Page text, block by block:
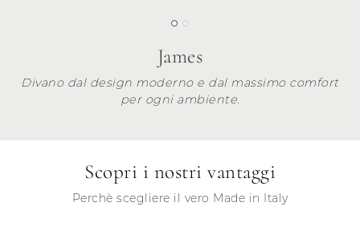
James
Divano dal design moderno e dal massimo comfort
per ogni ambiente.
Scopri i nostri vantaggi
Perchè scegliere il vero Made in Italy